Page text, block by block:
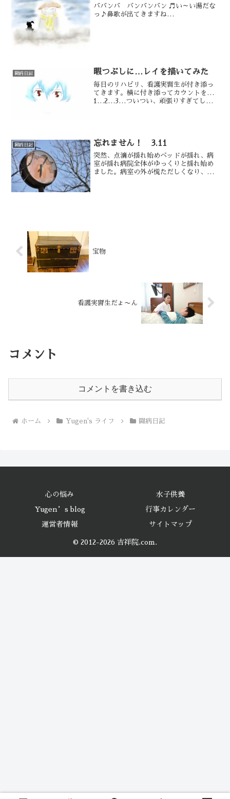
ババンバ バンバンバン ♬い～い湯だな
っ♪鼻歌が出てきますね…
闘病日記 暇つぶしに…レイを描いてみた
毎日のリハビリ、看護実習生が付き添っ
てきます。横に付き添ってカウントを…
1…2…3…ついつい、頑張りすぎてしま
闘病日記 忘れません！ 3.11
突然、点滴が揺れ始めベッドが揺れ、病
室が揺れ病院全体がゆっくりと揺れ始め
ました。病室の外が慌ただしくなり、ぼ
宝物
看護実習生だょ〜ん
コメント
コメントを書き込む
ホーム Yugen's ライフ 闘病日記
心の悩み 水子供養
Yugen’s blog 行事カレンダー
運営者情報 サイトマップ
© 2012-2026 吉祥院.com.